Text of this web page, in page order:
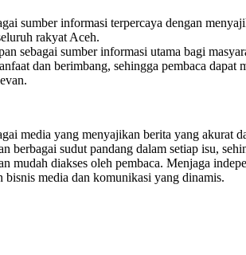
sumber informasi terpercaya dengan
rakyat Aceh.
sebagai sumber informasi utama bagi
dan berimbang, sehingga pembaca
media yang menyajikan berita yang akurat
berbagai sudut pandang dalam setiap isu,
mudah diakses oleh pembaca. Menjaga
bisnis media dan komunikasi yang dinamis.